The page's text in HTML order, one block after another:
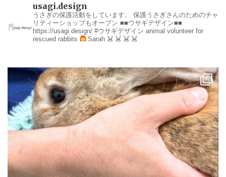
usagi.design
うさぎの保護活動をしています。
保護うさぎさんのためのチャ
リティーショップもオープン ■■ウサギデザイン■■
https://usagi.design/ #ウサギデザイン animal volunteer for
rescued rabbits
Sarah